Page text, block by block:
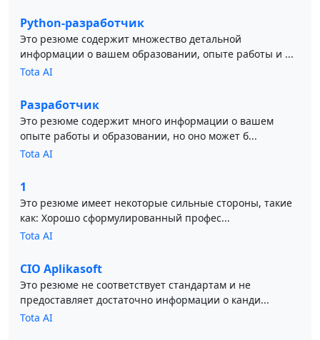
Python-разработчик
Это резюме содержит множество детальной
информации о вашем образовании, опыте работы и ...
Tota AI
Разработчик
Это резюме содержит много информации о вашем
опыте работы и образовании, но оно может б...
Tota AI
1
Это резюме имеет некоторые сильные стороны, такие
как: Хорошо сформулированный профес...
Tota AI
CIO Aplikasoft
Это резюме не соответствует стандартам и не
предоставляет достаточно информации о канди...
Tota AI